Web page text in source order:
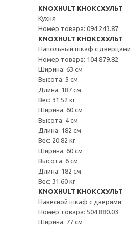
KNOXHULT КНОКСХУЛЬТ
Кухня
Номер товара: 094.243.87
KNOXHULT КНОКСХУЛЬТ
Напольный шкаф с
Номер товара: 104.879.82
Ширина: 63 см
Высота: 5 см
Длина: 187 см
Вес: 31.52 кг
Ширина: 60 см
Высота: 4 см
Длина: 182 см
Вес: 20.82 кг
Ширина: 60 см
Высота: 6 см
Длина: 182 см
Вес: 31.60 кг
KNOXHULT КНОКСХУЛЬТ
Навесной шкаф с дверями
Номер товара: 504.880.03
Ширина: 77 см